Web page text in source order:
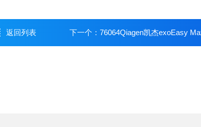
返回列表 下一个： 76064Qiagen凯杰exoEasy